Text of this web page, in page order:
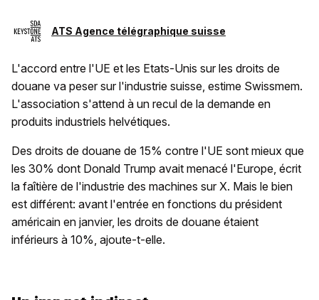
ATS Agence télégraphique suisse
L'accord entre l'UE et les Etats-Unis sur les droits de
douane va peser sur l'industrie suisse, estime Swissmem.
L'association s'attend à un recul de la demande en
produits industriels helvétiques.
Des droits de douane de 15% contre l'UE sont mieux que
les 30% dont Donald Trump avait menacé l'Europe, écrit
la faîtière de l'industrie des machines sur X. Mais le bien
est différent: avant l'entrée en fonctions du président
américain en janvier, les droits de douane étaient
inférieurs à 10%, ajoute-t-elle.